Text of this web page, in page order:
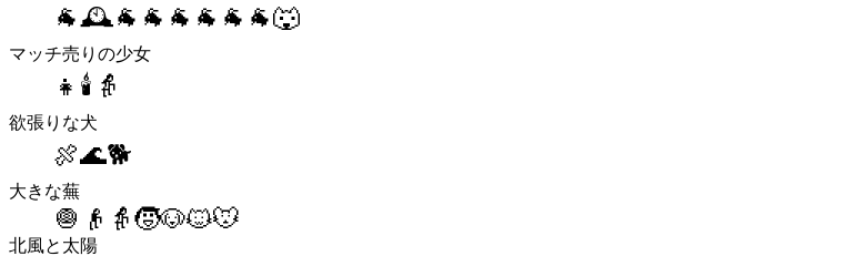
🐐🕰🐐🐐🐐🐐🐐🐐🐺
マッチ売りの少女
👧🕯👵
欲張りな犬
🍖🌊🐕
大きな蕪
🧅👴👵🧒🐶🐱🐭
北風と太陽